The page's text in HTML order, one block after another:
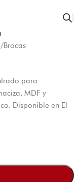
/Brocas
para
MDF y
Disponible en El